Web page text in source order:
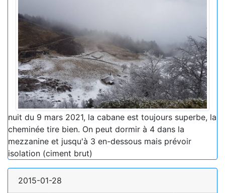
nuit du 9 mars 2021, la cabane est toujours superbe, la
cheminée tire bien. On peut dormir à 4 dans la
mezzanine et jusqu'à 3 en-dessous mais prévoir
isolation (ciment brut)
2015-01-28